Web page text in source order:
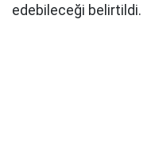
edebileceği belirtildi.